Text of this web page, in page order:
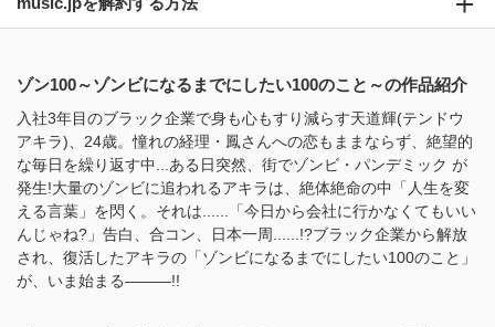
ゾン100～ゾンビになるまでにしたい100のこと～の作品紹介
入社3年目のブラック企業で身も心もすり減らす天道輝(テンドウ
アキラ)、24歳。憧れの経理・鳳さんへの恋もままならず、絶望的
な毎日を繰り返す中...ある日突然、街でゾンビ・パンデミック が
発生!大量のゾンビに追われるアキラは、絶体絶命の中「人生を変
える言葉」を閃く。それは......「今日から会社に行かなくてもいい
んじゃね?」告白、合コン、日本一周......!?ブラック企業から解放
され、復活したアキラの「ゾンビになるまでにしたい100のこと」
が、いま始まる―――!!